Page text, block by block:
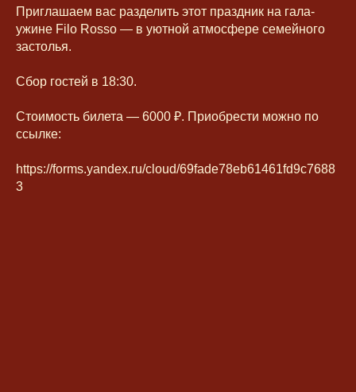
Приглашаем вас разделить этот праздник на гала-
ужине Filo Rosso — в уютной атмосфере семейного
застолья.
Сбор гостей в 18:30.
Стоимость билета — 6000 ₽. Приобрести можно по
ссылке:
https://forms.yandex.ru/cloud/69fade78eb61461fd9c7688
3